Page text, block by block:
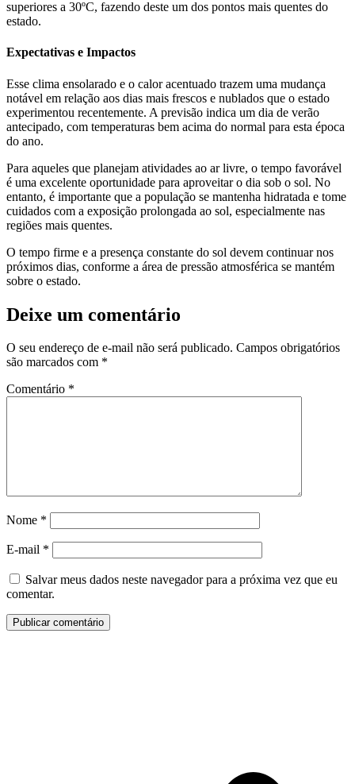
superiores a 30ºC, fazendo deste um dos pontos mais quentes do
estado.
Expectativas e Impactos
Esse clima ensolarado e o calor acentuado trazem uma mudança
notável em relação aos dias mais frescos e nublados que o estado
experimentou recentemente. A previsão indica um dia de verão
antecipado, com temperaturas bem acima do normal para esta época
do ano.
Para aqueles que planejam atividades ao ar livre, o tempo favorável
é uma excelente oportunidade para aproveitar o dia sob o sol. No
entanto, é importante que a população se mantenha hidratada e tome
cuidados com a exposição prolongada ao sol, especialmente nas
regiões mais quentes.
O tempo firme e a presença constante do sol devem continuar nos
próximos dias, conforme a área de pressão atmosférica se mantém
sobre o estado.
Deixe um comentário
O seu endereço de e-mail não será publicado. Campos obrigatórios
são marcados com *
Comentário *
Nome *
E-mail *
Salvar meus dados neste navegador para a próxima vez que eu
comentar.